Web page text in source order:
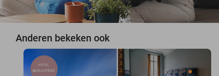
Anderen bekeken ook